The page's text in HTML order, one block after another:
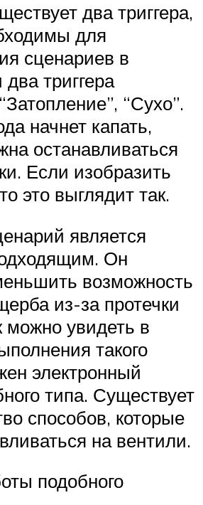
два триггера,
для
сценариев в
триггера
“Сухо”.
начнет капать,
останавливаться
Если изобразить
это выглядит так.
является
Он
возможность
из-за протечки
можно увидеть в
такого
электронный
типа. Существует
способов, которые
на вентили.
подобного